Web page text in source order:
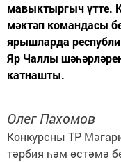
мавыктыргыч үтте.
мәктәп командасы
ярышларда
Яр Чаллы
катнашты.
Олег Пахомов
Конкурсны ТР
тәрбия һәм өстәмә